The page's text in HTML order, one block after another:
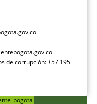
de corrupción: +57 195